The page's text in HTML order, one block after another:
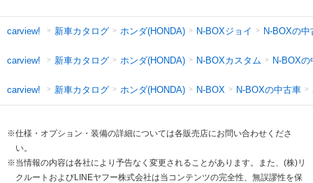
carview! 新車カタログ ホンダ(HONDA) N-BOXジョイ N-BOXの中
carview! 新車カタログ ホンダ(HONDA) N-BOXカスタム N-BOXの
carview! 新車カタログ ホンダ(HONDA) N-BOX N-BOXの中古車
※仕様・オプション・装備の詳細については各販売店にお問い合わせくださ
い。
※当情報の内容は各社により予告なく変更されることがあります。また、(株)リ
クルートおよびLINEヤフー株式会社は当コンテンツの完全性、無誤謬性を保